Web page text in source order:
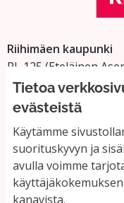
Tietoa
evästeistä
Käytämme
suorituskyvyn ja
avulla voimme
kanavista.
Riihimäen kaupunki
PL 125 (Eteläinen
11101 Riihimäki
Vaihde: 019 758 4000
Sähköpostiosoitteet:
Yhteystiedot ja